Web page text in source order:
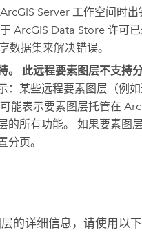
ArcGIS Server工作空间时出
ArcGIS Data Store许可已
数据集来解决错误。
。 此远程要素图层不支持
：某些远程要素图层（例
能表示要素图层托管在
的所有功能。 如果要素图
分页。
的详细信息，请使用以下